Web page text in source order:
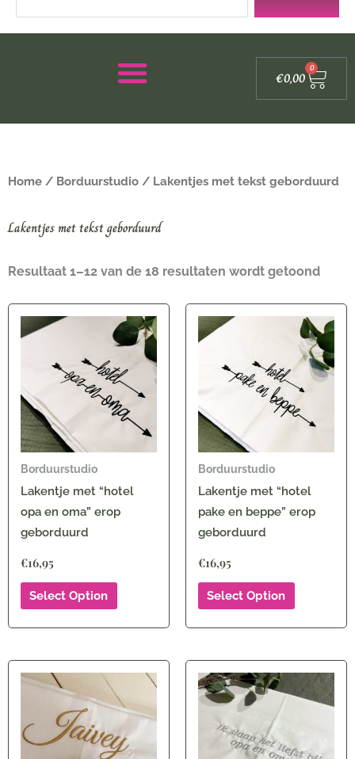
€0,00
0
Home / Borduurstudio / Lakentjes met tekst geborduurd
Lakentjes met tekst geborduurd
Resultaat 1–12 van de 18 resultaten wordt getoond
Borduurstudio
Lakentje met “hotel
opa en oma” erop
geborduurd
€16,95
Select Option
Borduurstudio
Lakentje met “hotel
pake en beppe” erop
geborduurd
€16,95
Select Option